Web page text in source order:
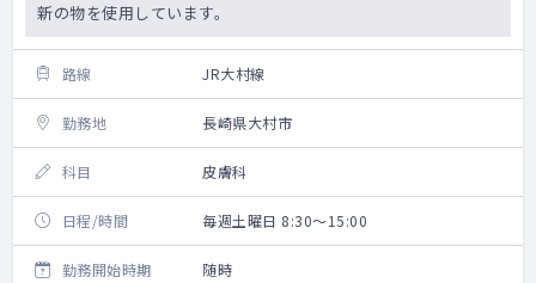
新の物を使用しています。
路線 JR大村線
勤務地 長崎県大村市
科目 皮膚科
日程/時間 毎週土曜日 8:30～15:00
勤務開始時期 随時